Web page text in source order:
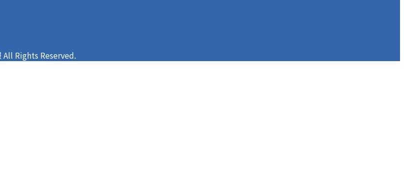
Rights Reserved.